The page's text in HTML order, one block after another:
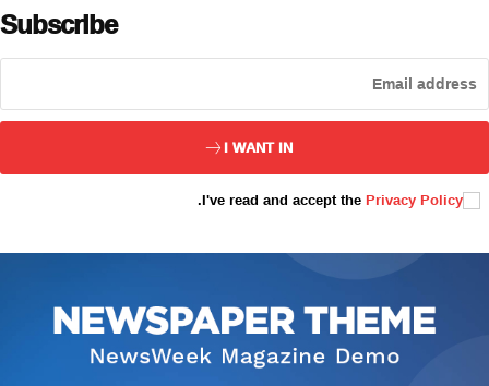
Subscribe
I WANT IN
I've read and accept the Privacy Policy
.